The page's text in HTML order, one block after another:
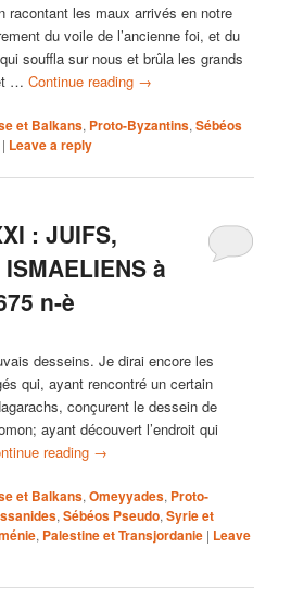
racontant les maux arrivés en notre
du voile de l’ancienne foi, et du
souffla sur nous et brûla les grands
…Continue reading →
et Balkans, Proto-Byzantins,Sébéos
| Leave a reply
: JUIFS,
à
n-è
desseins. Je dirai encore les
qui, ayant rencontré un certain
conçurent le dessein de
ayant découvert l’endroit qui
reading →
et Balkans,Omeyyades, Proto-
,Sébéos Pseudo,Syrie et
, Palestine et Transjordanie | Leave